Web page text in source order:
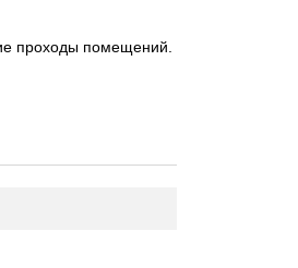
проходы помещений.